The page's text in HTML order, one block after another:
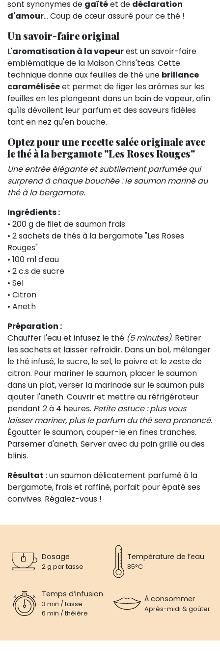
sont synonymes de gaïtéet de déclaration
d'amour… Coup de cœur assuré pour ce thé !
Un savoir-faire original
L'aromatisation à la vapeurest un savoir-faire
emblématique de la Maison Chris'teas. Cette
technique donne aux feuilles de thé une brillance
caraméliséeet permet de figer les arômes sur les
feuilles en les plongeant dans un bain de vapeur, afin
qu'ils dévoilent leur parfum et des saveurs fidèles
tant en nez qu'en bouche.
Optez pour une recette salée originale avec
le thé à la bergamote "Les Roses Rouges"
Une entrée élégante et subtilement parfumée qui
surprend à chaque bouchée : le saumon mariné au
thé à la bergamote.
Ingrédients :
• 200 g de filet de saumon frais
• 2 sachets de thés à la bergamote "Les Roses
Rouges"
• 100 ml d'eau
• 2 c.s de sucre
• Sel
• Citron
• Aneth
Préparation :
Chauffer l'eau et infusez le thé (5 minutes). Retirer
les sachets et laisser refroidir. Dans un bol, mélanger
le thé infusé, le sucre, le sel, le poivre et le zeste de
citron. Pour mariner le saumon, placer le saumon
dans un plat, verser la marinade sur le saumon puis
ajouter l'aneth. Couvrir et mettre au réfrigérateur
pendant 2 à 4 heures. Petite astuce : plus vous
laisser mariner, plus le parfum du thé sera prononcé.
Ègoutter le saumon, couper-le en fines tranches.
Parsemer d'aneth. Server avec du pain grillé ou des
blinis.
Résultat : un saumon délicatement parfumé à la
bergamote, frais et raffiné, parfait pour épaté ses
convives. Régalez-vous !
Dosage
2 g par tasse
Température de l’eau
85°C
Temps d’infusion
3 min / tasse
6 min / théière
À consommer
Après-midi & goûter